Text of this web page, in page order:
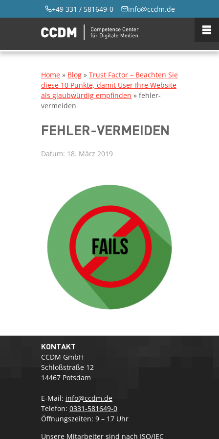
+49 331 / 581649-0 info@ccdm.de
Home » Blog » Trust Factor – Beachten Sie
diese 10 Punkte, damit User Ihre Website
als glaubwürdig empfinden » fehler-
vermeiden
FEHLER-VERMEIDEN
Datum: 18. März 2019
KONTAKT
CCDM GmbH
Schloßstraße 12
14467 Potsdam
E-Mail: info@ccdm.de
Telefon: 0331-581649-0
Öffnungszeiten: 9 – 17 Uhr
Unsere Mitarbeiter sind nach ISO/IEC